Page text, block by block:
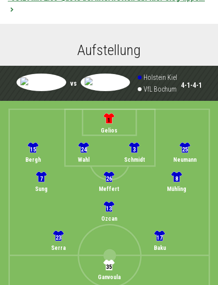
Aufstellung
vs
Holstein Kiel
VfL Bochum
4-1-4-1
1
Gelios
25
Neumann
3
Schmidt
24
Wahl
15
Bergh
8
Mühling
26
Meffert
7
Sung
13
Ozcan
17
Baku
23
Serra
35
Ganvoula